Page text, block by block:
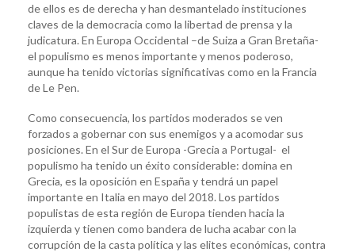
de ellos es de derecha y han desmantelado instituciones
claves de la democracia como la libertad de prensa y la
judicatura. En Europa Occidental –de Suiza a Gran Bretaña-
el populismo es menos importante y menos poderoso,
aunque ha tenido victorias significativas como en la Francia
de Le Pen.
Como consecuencia, los partidos moderados se ven
forzados a gobernar con sus enemigos y a acomodar sus
posiciones. En el Sur de Europa -Grecia a Portugal- el
populismo ha tenido un éxito considerable: domina en
Grecia, es la oposición en España y tendrá un papel
importante en Italia en mayo del 2018. Los partidos
populistas de esta región de Europa tienden hacia la
izquierda y tienen como bandera de lucha acabar con la
corrupción de la casta política y las elites económicas, contra